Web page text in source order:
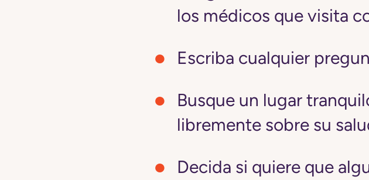
los médicos que visita
Escriba cualquier
Busque un lugar
libremente sobre su
Decida si quiere que